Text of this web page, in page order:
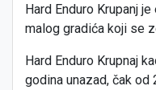
Hard Enduro Krupanj
malog gradića koji se
Hard Enduro Krupnaj
godina unazad, čak od